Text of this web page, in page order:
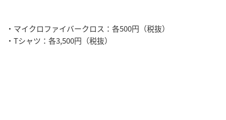
・マイクロファイバークロス：各500円（税抜）
・Tシャツ：各3,500円（税抜）